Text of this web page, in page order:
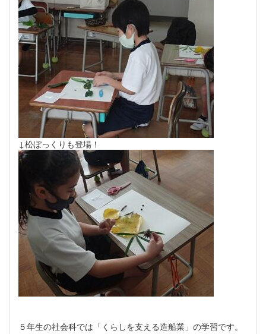
↓松ぼっくりも登場！
５年生の社会科では「くらしを支える造船業」の学習です。